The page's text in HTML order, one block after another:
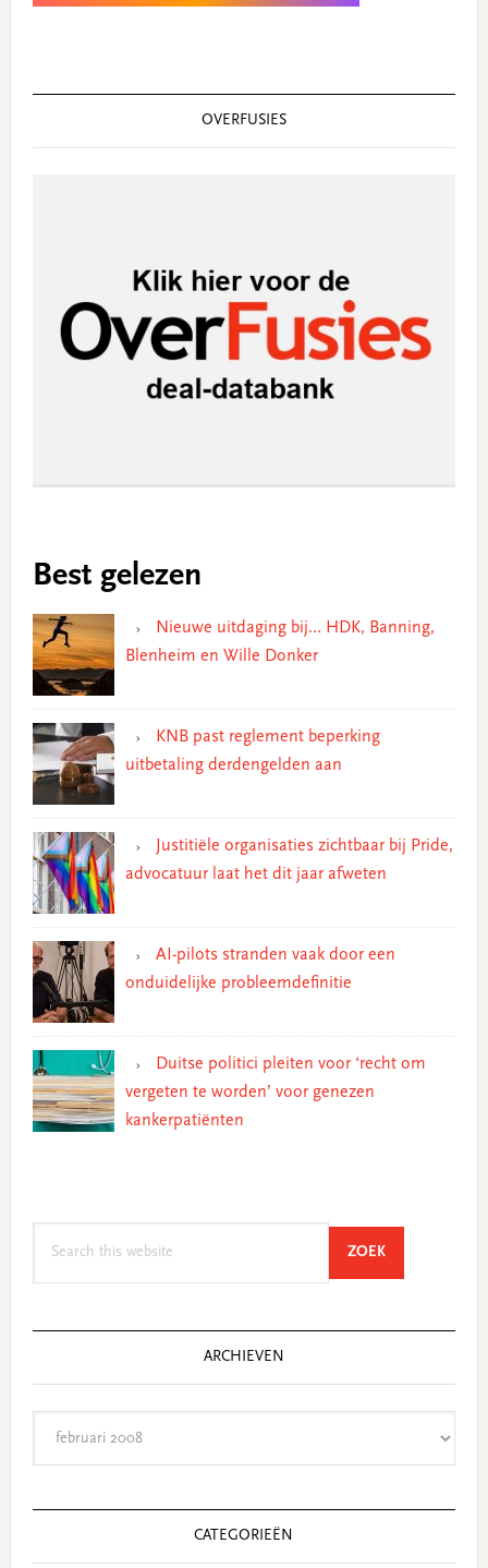
OVERFUSIES
Best gelezen
Nieuwe uitdaging bij… HDK, Banning,
Blenheim en Wille Donker
KNB past reglement beperking
uitbetaling derdengelden aan
Justitiële organisaties zichtbaar bij Pride,
advocatuur laat het dit jaar afweten
AI-pilots stranden vaak door een
onduidelijke probleemdefinitie
Duitse politici pleiten voor ‘recht om
vergeten te worden’ voor genezen
kankerpatiënten
ZOEKSEARCH
ARCHIEVEN
CATEGORIEËN